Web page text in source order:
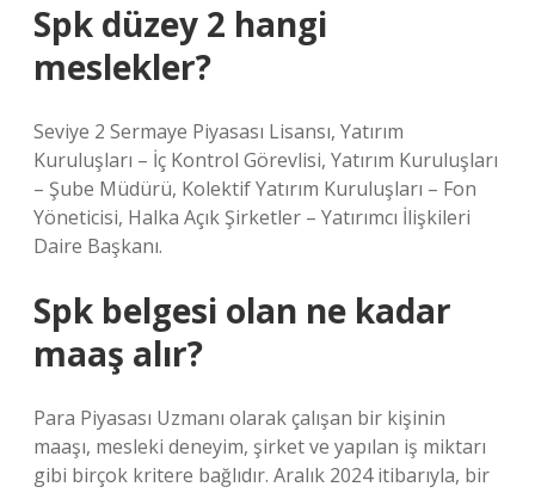
Spk düzey 2 hangi
meslekler?
Seviye 2 Sermaye Piyasası Lisansı, Yatırım
Kuruluşları – İç Kontrol Görevlisi, Yatırım Kuruluşları
– Şube Müdürü, Kolektif Yatırım Kuruluşları – Fon
Yöneticisi, Halka Açık Şirketler – Yatırımcı İlişkileri
Daire Başkanı.
Spk belgesi olan ne kadar
maaş alır?
Para Piyasası Uzmanı olarak çalışan bir kişinin
maaşı, mesleki deneyim, şirket ve yapılan iş miktarı
gibi birçok kritere bağlıdır. Aralık 2024 itibarıyla, bir